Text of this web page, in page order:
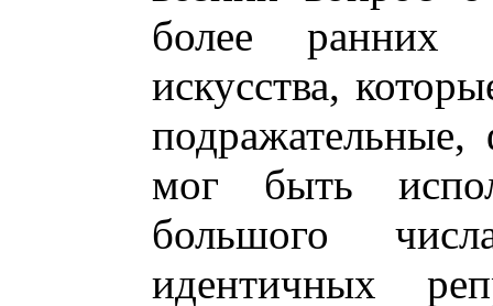
более ранних
искусства,
подражательные,
мог быть
большого
идентичных